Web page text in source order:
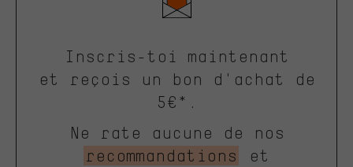
Inscris-toi maintenant
et reçois un bon d'achat de
5€*.
Ne rate aucune de nos
recommandations
et